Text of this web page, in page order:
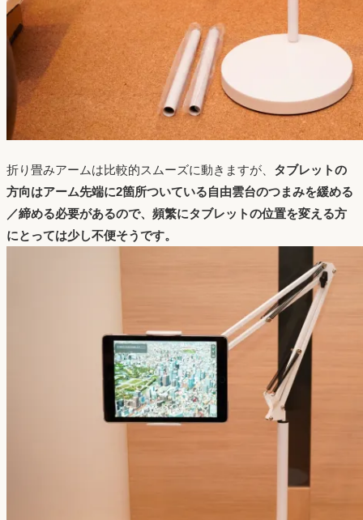
折り畳みアームは比較的スムーズに動きますが、 タブレットの
方向はアーム先端に2箇所ついている自由雲台のつまみを緩める
／締める必要があるので、頻繁にタブレットの位置を変える方
にとっては少し不便そうです。